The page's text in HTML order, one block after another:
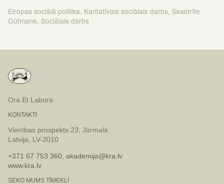
Eiropas sociālā politika, Karitatīvais sociālais darbs, Skaidrīte
Gūtmane, Sociālais darbs
Ora Et Labora
KONTAKTI
Vienības prospekts 23, Jūrmala
Latvija, LV-2010
+371 67 753 360, akademija@kra.lv
www.kra.lv
SEKO MUMS TĪMEKLĪ